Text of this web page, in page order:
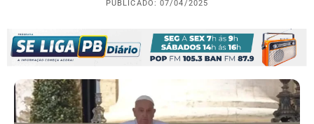
PUBLICADO: 07/04/2025